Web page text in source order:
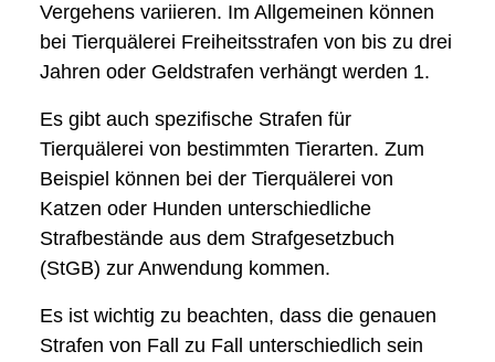
Vergehens variieren. Im Allgemeinen können
bei Tierquälerei Freiheitsstrafen von bis zu drei
Jahren oder Geldstrafen verhängt werden 1.
Es gibt auch spezifische Strafen für
Tierquälerei von bestimmten Tierarten. Zum
Beispiel können bei der Tierquälerei von
Katzen oder Hunden unterschiedliche
Strafbestände aus dem Strafgesetzbuch
(StGB) zur Anwendung kommen.
Es ist wichtig zu beachten, dass die genauen
Strafen von Fall zu Fall unterschiedlich sein